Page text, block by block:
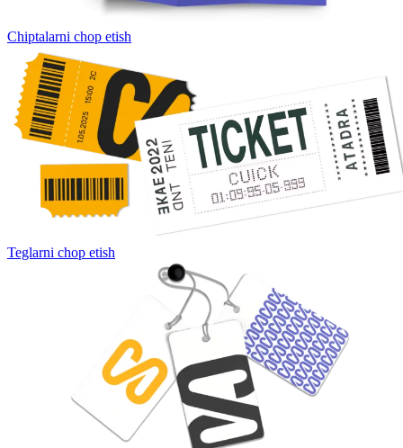
Chiptalarni chop etish
Teglarni chop etish